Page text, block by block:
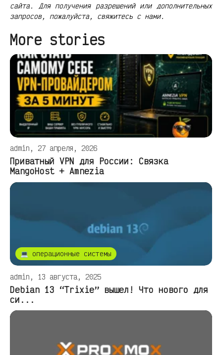
сайта. Для получения разрешений или дополнительных
запросов, пожалуйста, свяжитесь с нами.
More stories
admin, 27 апреля, 2026
Приватный VPN для России: Связка
MangoHost + Amnezia
💻 операционные системы
admin, 13 августа, 2025
Debian 13 “Trixie” вышел! Что нового для
си...